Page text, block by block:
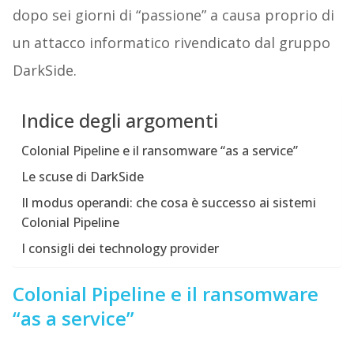
dopo sei giorni di “passione” a causa proprio di
un attacco informatico rivendicato dal gruppo
DarkSide.
Indice degli argomenti
Colonial Pipeline e il ransomware “as a service”
Le scuse di DarkSide
Il modus operandi: che cosa è successo ai sistemi
Colonial Pipeline
I consigli dei technology provider
Colonial Pipeline e il ransomware
“as a service”